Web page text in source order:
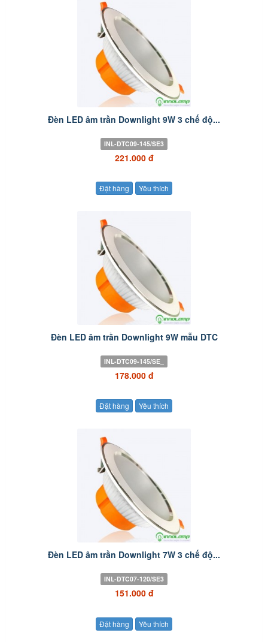
Đèn LED âm trần Downlight 9W 3 chế độ...
INL-DTC09-145/SE3
221.000 đ
Đặt hàng Yêu thích
Đèn LED âm trần Downlight 9W mẫu DTC
INL-DTC09-145/SE_
178.000 đ
Đặt hàng Yêu thích
Đèn LED âm trần Downlight 7W 3 chế độ...
INL-DTC07-120/SE3
151.000 đ
Đặt hàng Yêu thích